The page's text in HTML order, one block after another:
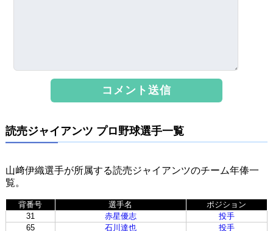
読売ジャイアンツ プロ野球選手一覧
山﨑伊織選手が所属する読売ジャイアンツのチーム年俸一
覧。
背番号 選手名
ポジション
31
赤星優志
投手
65
石川達也 投手